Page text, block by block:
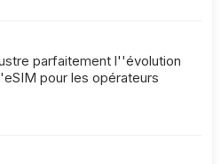
parfaitement l''évolution
pour les opérateurs